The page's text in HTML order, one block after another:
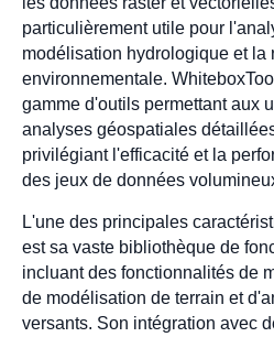
particulièrement utile pour
modélisation hydrologique et la
environnementale.
gamme d'outils permettant aux
analyses géospatiales
privilégiant l'efficacité et la
des jeux de données
L'une des principales
est sa vaste bibliothèque de
incluant des fonctionnalités de
de modélisation de terrain et
versants. Son intégration avec